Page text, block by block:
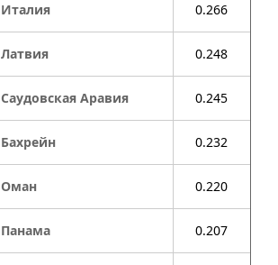
Италия 0.266
Латвия 0.248
Саудовская Аравия 0.245
Бахрейн 0.232
Оман 0.220
Панама 0.207